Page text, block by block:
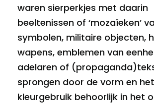
waren sierperkjes met daarin
beeltenissen of ‘mozaïeken’
symbolen, militaire objecten,
wapens, emblemen van
adelaren of
sprongen door de vorm en het
kleurgebruik behoorlijk in het